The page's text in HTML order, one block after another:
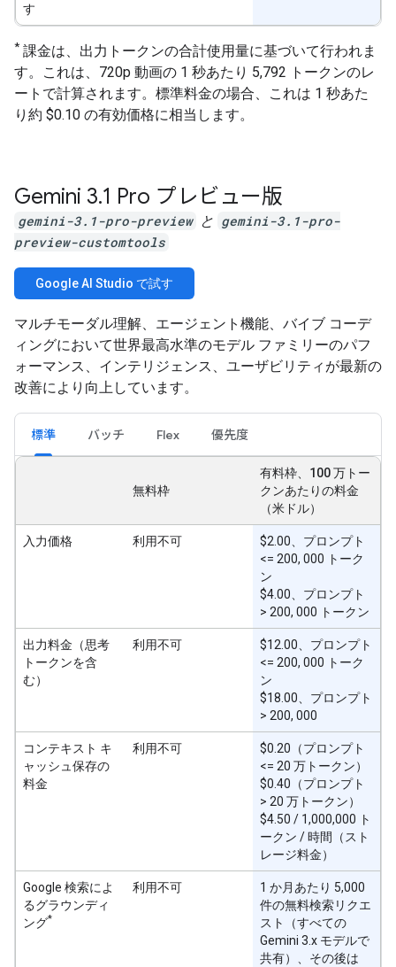
す
* 課金は、出力トークンの合計使用量に基づいて行われま
す。これは、720p 動画の 1 秒あたり 5,792 トークンのレ
ートで計算されます。標準料金の場合、これは 1 秒あた
り約 $0.10 の有効価格に相当します。
Gemini 3.1 Pro プレビュー版
gemini-3.1-pro-preview と gemini-3.1-pro-
preview-customtools
Google AI Studio で試す
マルチモーダル理解、エージェント機能、バイブ コーデ
ィングにおいて世界最高水準のモデル ファミリーのパフ
ォーマンス、インテリジェンス、ユーザビリティが最新の
改善により向上しています。
標準 バッチ Flex 優先度
無料枠
有料枠、100 万トー
クンあたりの料金
（米ドル）
入力価格 利用不可
$2.00、プロンプト
<= 200, 000 トーク
ン
$4.00、プロンプト
> 200, 000 トークン
出力料金（思考
トークンを含
む）
利用不可
$12.00、プロンプト
<= 200, 000 トーク
ン
$18.00、プロンプト
> 200, 000
コンテキスト キ
ャッシュ保存の
料金
利用不可
$0.20（プロンプト
<= 20 万トークン）
$0.40（プロンプト
> 20 万トークン）
$4.50 / 1,000,000 ト
ークン / 時間（スト
レージ料金）
Google 検索によ
るグラウンディ
ング*
利用不可
1 か月あたり 5,000
件の無料検索リクエ
スト（すべての
Gemini 3.x モデルで
共有）、その後は